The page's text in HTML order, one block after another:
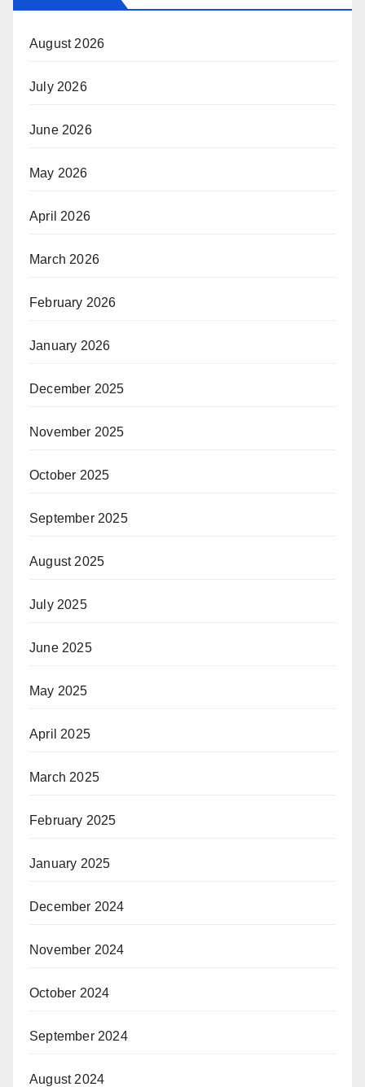
August 2026
July 2026
June 2026
May 2026
April 2026
March 2026
February 2026
January 2026
December 2025
November 2025
October 2025
September 2025
August 2025
July 2025
June 2025
May 2025
April 2025
March 2025
February 2025
January 2025
December 2024
November 2024
October 2024
September 2024
August 2024